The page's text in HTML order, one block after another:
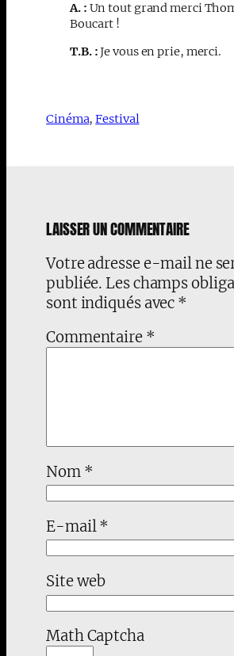
A. : Un tout grand merci
Boucart !
T.B. :Je vous en prie, merci.
Cinéma, Festival
LAISSER UN COMMENTAIRE
Votre adresse e-mail ne
publiée. Les champs
sont indiqués avec *
Commentaire *
Nom *
E-mail*
Site web
Math Captcha